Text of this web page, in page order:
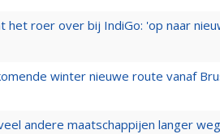
het roer over bij IndiGo: 'op naar
winter nieuwe route vanaf
andere maatschappijen langer